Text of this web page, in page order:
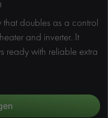
doubles as a control
and inverter. It
ready with reliable extra